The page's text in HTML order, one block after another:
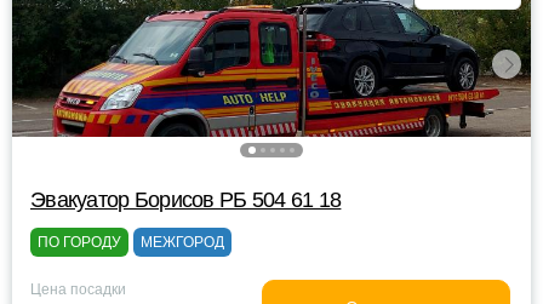
Эвакуатор Борисов РБ 504 61 18
ПО ГОРОДУ МЕЖГОРОД
Цена посадки